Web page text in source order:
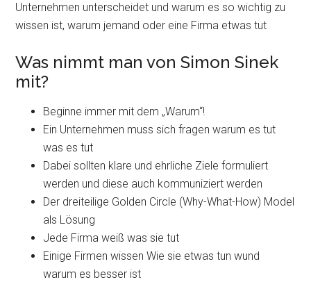
Unternehmen unterscheidet und warum es so wichtig zu
wissen ist, warum jemand oder eine Firma etwas tut
Was nimmt man von Simon Sinek
mit?
Beginne immer mit dem „Warum“!
Ein Unternehmen muss sich fragen warum es tut
was es tut
Dabei sollten klare und ehrliche Ziele formuliert
werden und diese auch kommuniziert werden
Der dreiteilige Golden Circle (Why-What-How) Model
als Lösung
Jede Firma weiß was sie tut
Einige Firmen wissen Wie sie etwas tun wund
warum es besser ist